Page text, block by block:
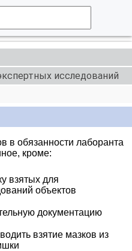
исследований
в обязанности лаборанта
кроме:
взятых для
объектов
документацию
взятие мазков из